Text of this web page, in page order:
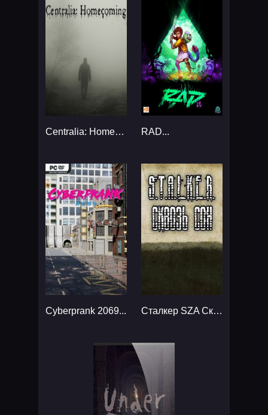
Centralia: Homecoming... RAD...
Cyberprank 2069... Сталкер SZA Сквозь Сон...